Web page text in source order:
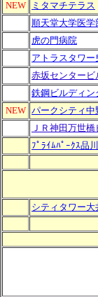
NEW
ミタマチテラス
順天堂大学医学
虎の門病院
アトラスタワー
赤坂センタービ
鉄鋼ビルディ
NEW パークシティ中
ＪＲ神田万世橋
ﾌﾟﾗｲﾑﾊﾟｰｸｽ品
シティタワー大